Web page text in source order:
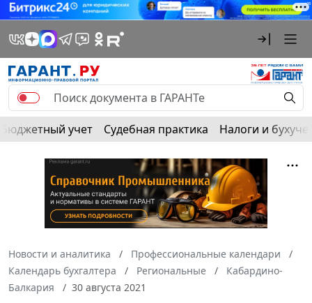
Бюджетный учет Судебная практика Налоги и
Новости и аналитика
Профессиональные календари
Календарь бухгалтера
Региональные
Кабардино-
Балкария
30 августа 2021